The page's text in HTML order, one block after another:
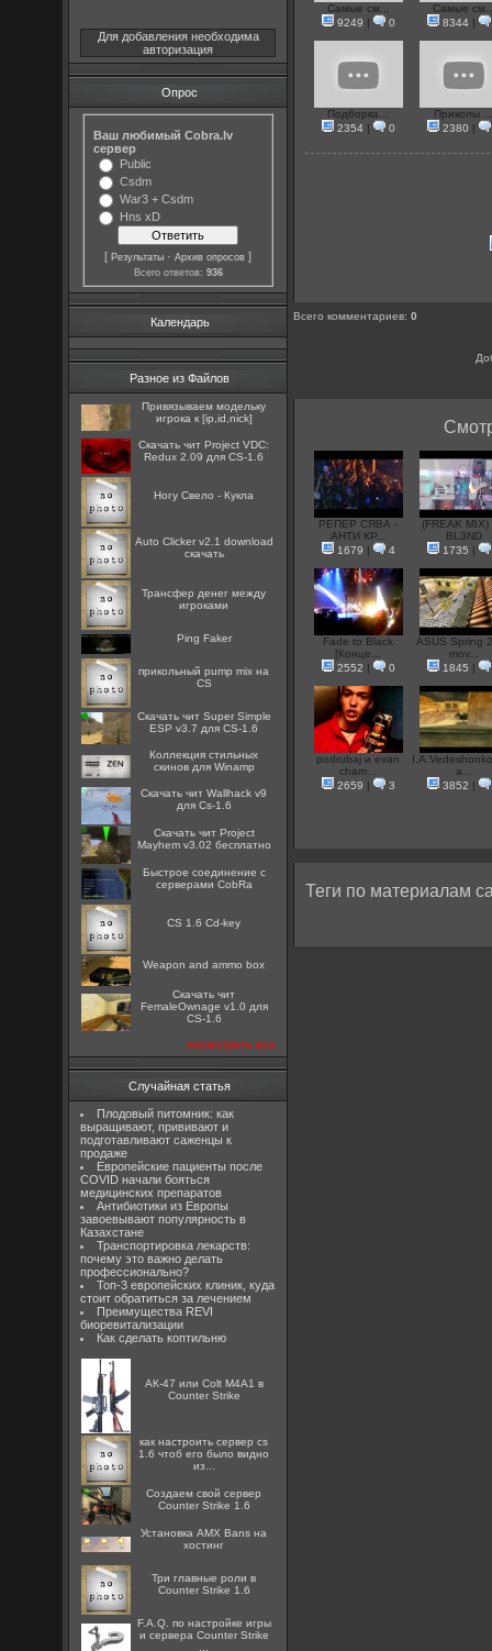
Для добавления необходима
авторизация
Опрос
Ваш любимый Cobra.lv
сервер
Public
Csdm
War3 + Csdm
Hns xD
[Результаты ·Архив опросов ]
Всего ответов: 936
Календарь
Разное из Файлов
Привязываем модельку
игрока к [ip,id,nick]
Скачать чит Project VDC:
Redux 2.09 для CS-1.6
Ногу Свело - Кукла
Auto Clicker v2.1 download
скачать
Трансфер денег между
игроками
Ping Faker
прикольный pump mix на
CS
Скачать чит Super Simple
ESP v3.7 для CS-1.6
Коллекция стильных
скинов для Winamp
Скачать чит Wallhack v9
для Cs-1.6
Скачать чит Project
Mayhem v3.02 бесплатно
Быстрое соединение с
серверами CobRa
CS 1.6 Cd-key
Weapon and ammo box
Скачать чит
FemaleOwnage v1.0 для
CS-1.6
посмотреть все
Случайная статья
Плодовый питомник: как
выращивают, прививают и
подготавливают саженцы к
продаже
Европейские пациенты после
COVID начали бояться
медицинских препаратов
Антибиотики из Европы
завоевывают популярность в
Казахстане
Транспортировка лекарств:
почему это важно делать
профессионально?
Топ-3 европейских клиник, куда
стоит обратиться за лечением
Преимущества REVI
биоревитализации
Как сделать коптильню
АК-47 или Colt M4A1 в
Counter Strike
как настроить сервер cs
1.6 чтоб его было видно
из...
Создаем свой сервер
Counter Strike 1.6
Установка AMX Bans на
хостинг
Три главные роли в
Counter Strike 1.6
F.A.Q. по настройке игры
и сервера Counter Strike
Самые см...
9249 | 0
Самые
8344|
Подборка...
2354| 0
Приколы
2380 |
Всего комментариев:0
РЕПЕР СЯВА -
АНТИ КР...
1679 | 4
(FREAK MIX)
BL3ND
1735 |
Fade to Black
[Конце...
2552 | 0
ASUS Spring
mov...
1845 |
podrubaj и evan
cham...
2659 | 3
a...
3852 |
Теги по материалам